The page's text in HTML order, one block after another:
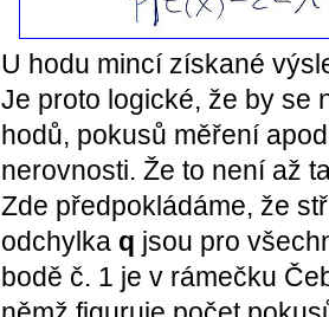
U hodu mincí získané
Je proto logické, že by se
hodů, pokusů měření
nerovnosti. Že to není až
Zde předpokládáme, že
odchylka q jsou pro
bodě č. 1 je v rámečku